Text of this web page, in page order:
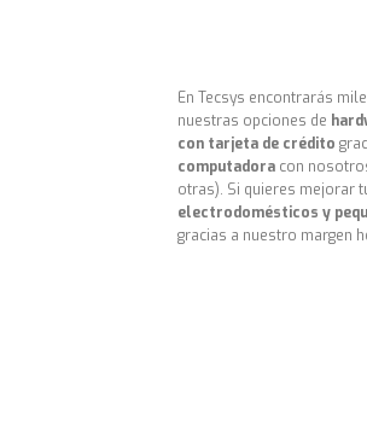
En Tecsys encontrarás
nuestras opciones de
con tarjeta de crédito
computadora con
otras). Si quieres mejorar
electrodomésticos y
gracias a nuestro margen